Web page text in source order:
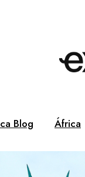
Blog África